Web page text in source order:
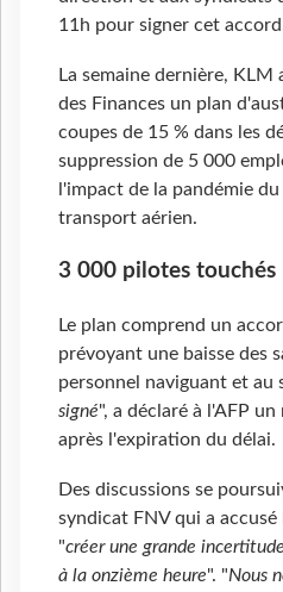
11h pour signer cet
La semaine dernière,
des Finances un plan
coupes de 15 % dans les
suppression de 5 000
l'impact de la pandémie
transport aérien.
3 000 pilotes touchés
Le plan comprend un
prévoyant une baisse des
personnel naviguant et au
signé", a déclaré à l'AFP
après l'expiration du délai.
Des discussions se
syndicat FNV qui a
"créer une grande
à la onzième heure". "Nous